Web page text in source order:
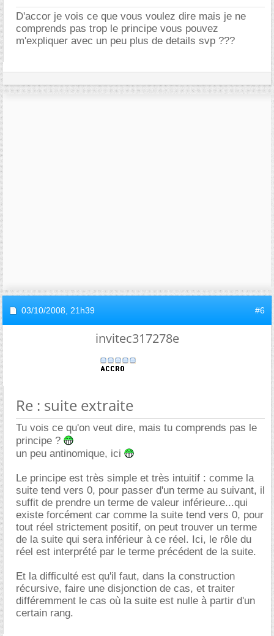
D'accor je vois ce que vous voulez dire mais je ne
comprends pas trop le principe vous pouvez
m'expliquer avec un peu plus de details svp ???
03/10/2008, 21h39 #6
invitec317278e
Re : suite extraite
Tu vois ce qu'on veut dire, mais tu comprends pas le
principe ?
un peu antinomique, ici
Le principe est très simple et très intuitif : comme la
suite tend vers 0, pour passer d'un terme au suivant, il
suffit de prendre un terme de valeur inférieure...qui
existe forcément car comme la suite tend vers 0, pour
tout réel strictement positif, on peut trouver un terme
de la suite qui sera inférieur à ce réel. Ici, le rôle du
réel est interprété par le terme précédent de la suite.
Et la difficulté est qu'il faut, dans la construction
récursive, faire une disjonction de cas, et traiter
différemment le cas où la suite est nulle à partir d'un
certain rang.